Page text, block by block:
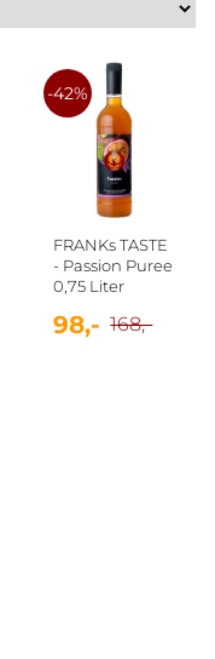
-42%
FRANKs TASTE
- Passion Puree
0,75 Liter
98,- 168,-